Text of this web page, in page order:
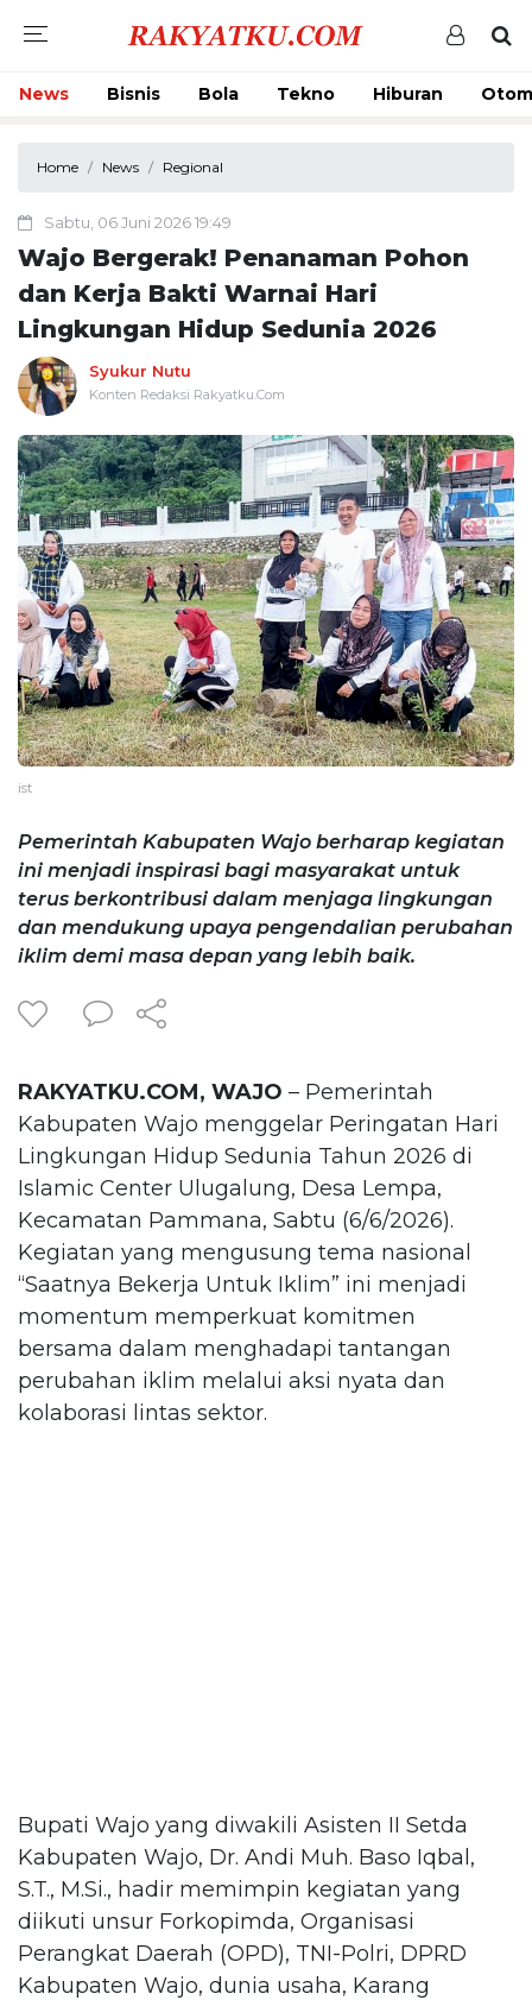
News Bisnis Bola Tekno Hiburan
Home News Regional
Sabtu, 06 Juni 2026 19:49
Wajo Bergerak! Penanaman Pohon
dan Kerja Bakti Warnai Hari
Lingkungan Hidup Sedunia 2026
Syukur Nutu
Konten Redaksi Rakyatku.Com
ist
Pemerintah Kabupaten Wajo berharap kegiatan
ini menjadi inspirasi bagi masyarakat untuk
terus berkontribusi dalam menjaga lingkungan
dan mendukung upaya pengendalian perubahan
iklim demi masa depan yang lebih baik.
RAKYATKU.COM, WAJO – Pemerintah
Kabupaten Wajo menggelar Peringatan Hari
Lingkungan Hidup Sedunia Tahun 2026 di
Islamic Center Ulugalung, Desa Lempa,
Kecamatan Pammana, Sabtu (6/6/2026).
Kegiatan yang mengusung tema nasional
“Saatnya Bekerja Untuk Iklim” ini menjadi
momentum memperkuat komitmen
bersama dalam menghadapi tantangan
perubahan iklim melalui aksi nyata dan
kolaborasi lintas sektor.
Bupati Wajo yang diwakili Asisten II Setda
Kabupaten Wajo, Dr. Andi Muh. Baso Iqbal,
S.T., M.Si., hadir memimpin kegiatan yang
diikuti unsur Forkopimda, Organisasi
Perangkat Daerah (OPD), TNI-Polri, DPRD
Kabupaten Wajo, dunia usaha, Karang